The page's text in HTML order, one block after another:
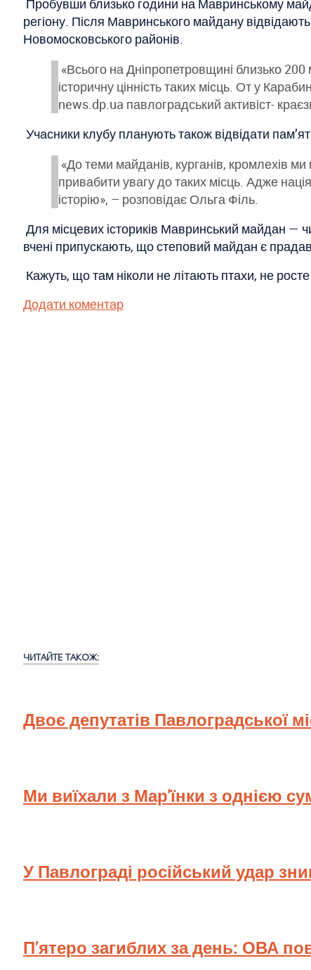
Пробувши близько години на Мавринському
регіону. Після Мавринського майдану
Новомосковського районів.
«Всього на Дніпропетровщині близько
історичну цінність таких місць. От у
news.dp.ua павлоградський активіст-
Учасники клубу планують також відвідати
«До теми майданів, курганів, кромлехів ми
привабити увагу до таких місць. Адже
історію», – розповідає Ольга Філь.
Для місцевих істориків Мавринський майдан —
вчені припускають, що степовий майдан є
Кажуть, що там ніколи не літають птахи, не
Додати коментар
ЧИТАЙТЕ ТАКОЖ:
Двоє депутатів Павлоградської
Ми виїхали з Мар'їнки з однією
У Павлограді російський удар
П’ятеро загиблих за день: ОВА